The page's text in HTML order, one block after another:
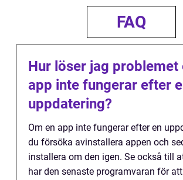
FAQ
Hur löser jag problemet
app inte fungerar efter
uppdatering?
Om en app inte fungerar efter en
du försöka avinstallera appen och
installera om den igen. Se också till
har den senaste programvaran för